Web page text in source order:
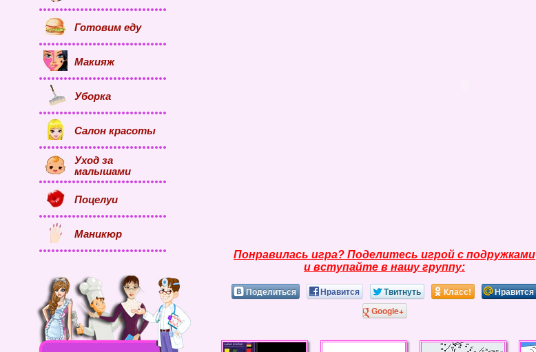
Понравилась игра? Поделитесь игрой с подружками
и вступайте в нашу группу:
Поделиться Нравится Твитнуть Класс!
Нравится
Google+
Готовим еду
Макияж
Уборка
Салон красоты
Уход за
малышами
Поцелуи
Маникюр